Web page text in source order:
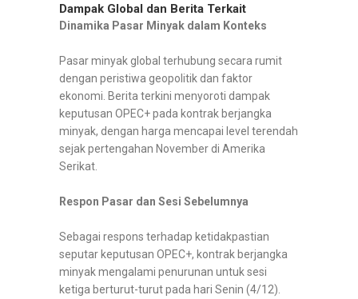
Dampak Global dan Berita Terkait
Dinamika Pasar Minyak dalam Konteks
Pasar minyak global terhubung secara rumit
dengan peristiwa geopolitik dan faktor
ekonomi. Berita terkini menyoroti dampak
keputusan OPEC+ pada kontrak berjangka
minyak, dengan harga mencapai level terendah
sejak pertengahan November di Amerika
Serikat.
Respon Pasar dan Sesi Sebelumnya
Sebagai respons terhadap ketidakpastian
seputar keputusan OPEC+, kontrak berjangka
minyak mengalami penurunan untuk sesi
ketiga berturut-turut pada hari Senin (4/12).